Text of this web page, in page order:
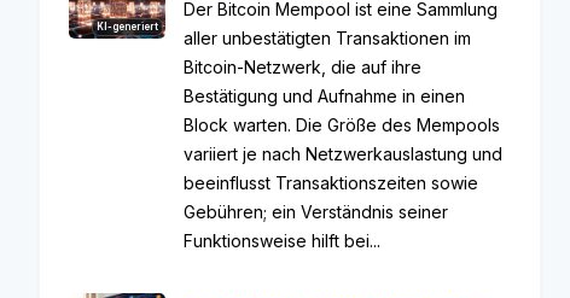
KI-generiert
Der Bitcoin Mempool ist eine Sammlung
aller unbestätigten Transaktionen im
Bitcoin-Netzwerk, die auf ihre
Bestätigung und Aufnahme in einen
Block warten. Die Größe des Mempools
variiert je nach Netzwerkauslastung und
beeinflusst Transaktionszeiten sowie
Gebühren; ein Verständnis seiner
Funktionsweise hilft bei...